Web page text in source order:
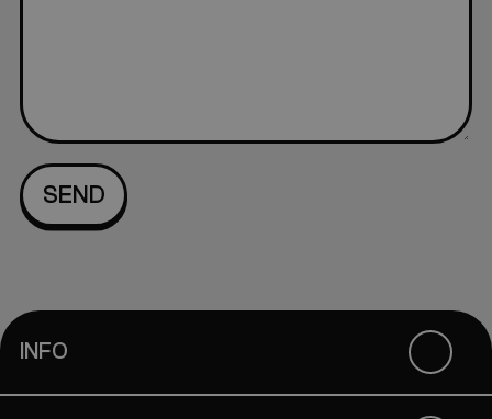
INFO